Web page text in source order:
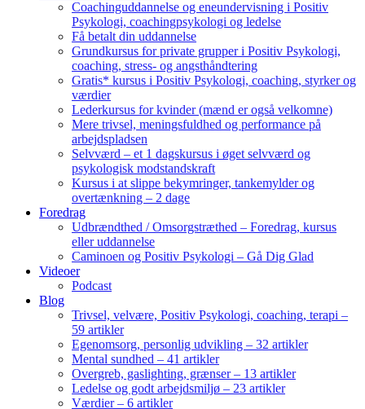
Coachinguddannelse og eneundervisning i Positiv
Psykologi, coachingpsykologi og ledelse
Få betalt din uddannelse
Grundkursus for private grupper i Positiv Psykologi,
coaching, stress- og angsthåndtering
Gratis* kursus i Positiv Psykologi, coaching, styrker og
værdier
Lederkursus for kvinder (mænd er også velkomne)
Mere trivsel, meningsfuldhed og performance på
arbejdspladsen
Selvværd – et 1 dagskursus i øget selvværd og
psykologisk modstandskraft
Kursus i at slippe bekymringer, tankemylder og
overtænkning – 2 dage
Foredrag
Udbrændthed / Omsorgstræthed – Foredrag, kursus
eller uddannelse
Caminoen og Positiv Psykologi – Gå Dig Glad
Videoer
Podcast
Blog
Trivsel, velvære, Positiv Psykologi, coaching, terapi –
59 artikler
Egenomsorg, personlig udvikling – 32 artikler
Mental sundhed – 41 artikler
Overgreb, gaslighting, grænser – 13 artikler
Ledelse og godt arbejdsmiljø – 23 artikler
Værdier – 6 artikler